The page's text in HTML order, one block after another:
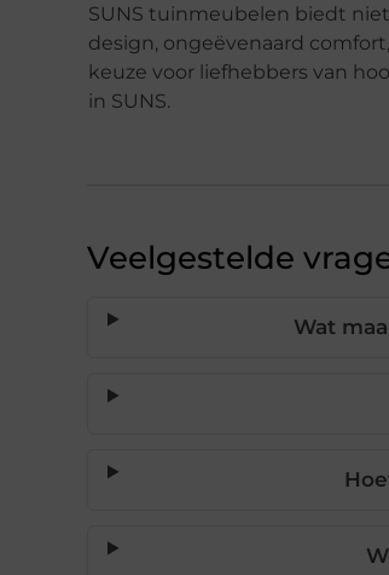
SUNS tuinmeubelen biedt
design, ongeëvenaard
keuze voor liefhebbers van
in SUNS.
Veelgestelde
Wat